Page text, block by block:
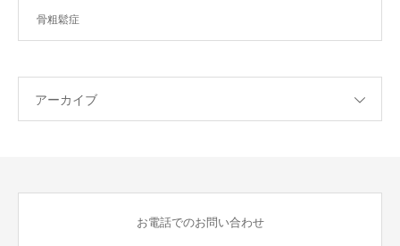
骨粗鬆症
アーカイブ
お電話でのお問い合わせ